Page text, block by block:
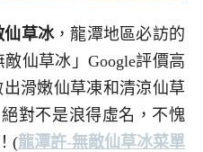
仙草冰，龍潭地區必訪的
仙草冰」Google評價高
滑嫩仙草凍和清涼仙草
對不是浪得虛名，不愧
(龍潭許-無敵仙草冰菜單